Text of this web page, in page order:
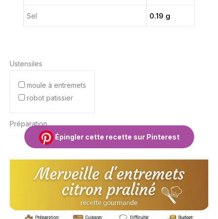
Sel 0.19 g
Ustensiles
moule à entremets
robot patissier
Préparation
Épingler cette recette sur Pinterest